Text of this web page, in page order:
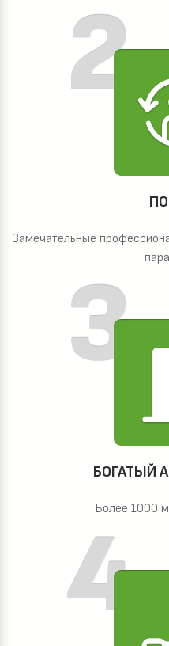
Замечательные
БОГАТЫЙ
Более 1000